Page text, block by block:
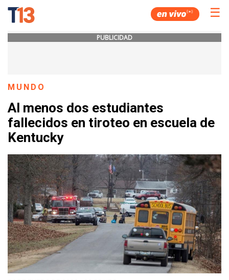
☰
PUBLICIDAD
MUNDO
Al menos dos estudiantes
fallecidos en tiroteo en escuela de
Kentucky